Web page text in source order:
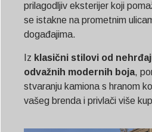
prilagodljiv eksterijer koji
se istakne na prometnim
događajima.
Iz klasični stilovi od
odvažnih modernih boja,
stvaranju kamiona s hranom
vašeg brenda i privlači više